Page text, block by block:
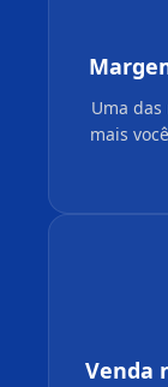
Uma
mais
Venda